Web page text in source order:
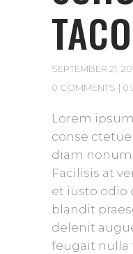
SEPTEMBER 21,
0 COMMENTS
0
Lorem
conse
diam
Facilisis at
et iusto odio
blandit
delenit
feugait nulla